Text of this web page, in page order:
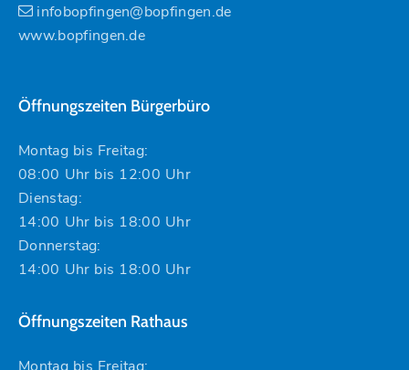
infobopfingen@bopfingen.de
www.bopfingen.de
Öffnungszeiten Bürgerbüro
Montag bis Freitag:
08:00 Uhr bis 12:00 Uhr
Dienstag:
14:00 Uhr bis 18:00 Uhr
Donnerstag:
14:00 Uhr bis 18:00 Uhr
Öffnungszeiten Rathaus